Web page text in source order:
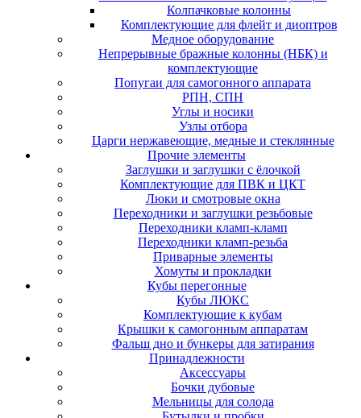
Колпачковые колонны
Комплектующие для флейт и диоптров
Медное оборудование
Непрерывные бражные колонны (НБК) и
комплектующие
Попугаи для самогонного аппарата
РПН, СПН
Углы и носики
Узлы отбора
Царги нержавеющие, медные и стеклянные
Прочие элементы
Заглушки и заглушки с ёлочкой
Комплектующие для ПВК и ЦКТ
Люки и смотровые окна
Переходники и заглушки резьбовые
Переходники кламп-кламп
Переходники кламп-резьба
Приварные элементы
Хомуты и прокладки
Кубы перегонные
Кубы ЛЮКС
Комплектующие к кубам
Крышки к самогонным аппаратам
Фальш дно и бункеры для затирания
Принадлежности
Аксессуары
Бочки дубовые
Мельницы для солода